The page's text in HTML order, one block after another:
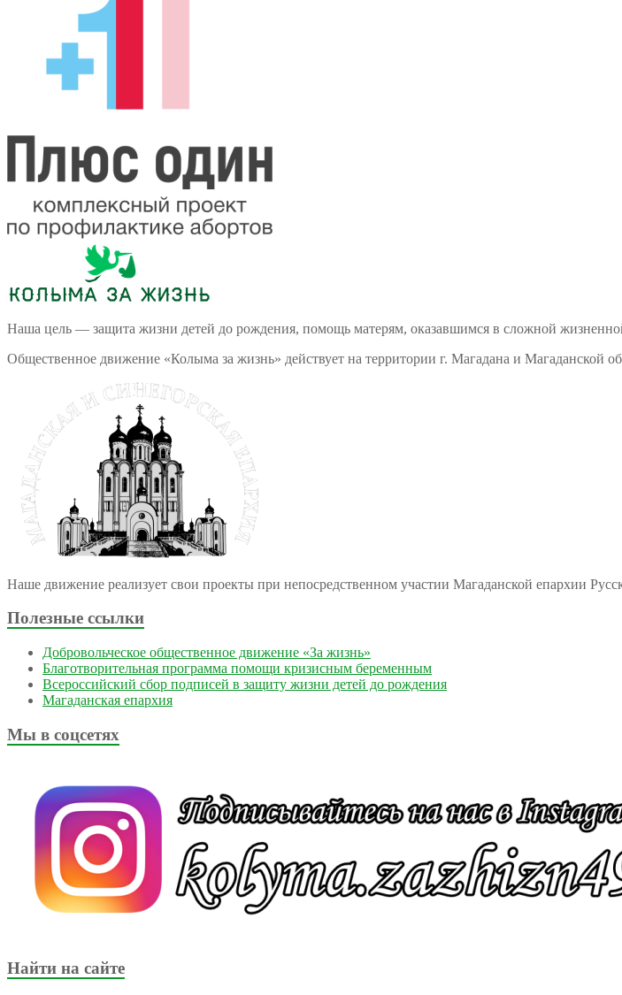
Наша цель — защита жизни детей до рождения, помощь матерям, оказавшимся в сложной
Общественное движение «Колыма за жизнь» действует на территории г. Магадана и Магаданской
Наше движение реализует свои проекты при непосредственном участии Магаданской епархии
Полезные ссылки
Добровольческое общественное движение «За жизнь»
Благотворительная программа помощи кризисным беременным
Всероссийский сбор подписей в защиту жизни детей до рождения
Магаданская епархия
Мы в соцсетях
Найти на сайте